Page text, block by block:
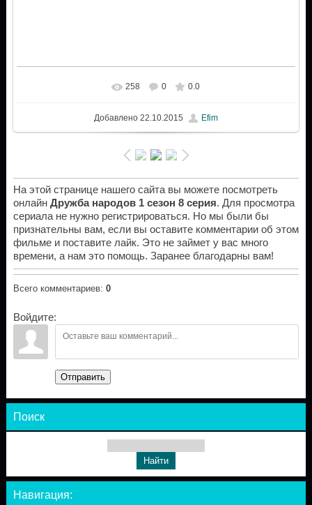
258 0 0.0
Добавлено22.10.2015 Efim
На этой странице нашего сайта вы можете посмотреть
онлайн Дружба народов 1 сезон 8 серия. Для просмотра
сериала не нужно регистрироваться. Но мы были бы
признательны вам, если вы оставите комментарии об этом
фильме и поставите лайк. Это не займет у вас много
времени, а нам это помощь. Заранее благодарны вам!
Всего комментариев: 0
Войдите:
Отправить
Поиск
Навигация: